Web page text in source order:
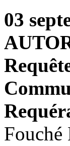
03
Fouché